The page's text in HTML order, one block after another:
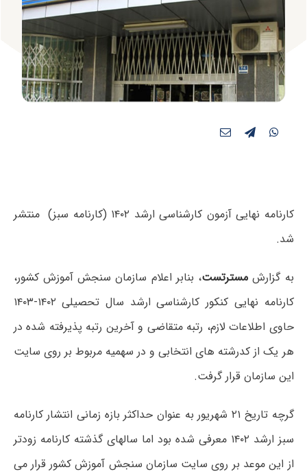
کارنامه نهایی آزمون کارشناسی ارشد ۱۴۰۲ (کارنامه سبز) منتشر
شد.
به گزارش مسترتست، بنابر اعلام سازمان سنجش آموزش کشور،
کارنامه نهایی کنکور کارشناسی ارشد سال تحصیلی ۱۴۰۲-۱۴۰۳
حاوی اطلاعات لازم، رتبه متقاضی و آخرین رتبه پذیرفته شده در
هر یک از کدرشته های انتخابی و در سهمیه مربوط بر روی سایت
این سازمان قرار گرفت.
گرچه تاریخ ۲۱ شهریور به عنوان حداکثر بازه زمانی انتشار کارنامه
سبز ارشد ۱۴۰۲ معرفی شده بود اما سالهای گذشته کارنامه زودتر
از این موعد بر روی سایت سازمان سنجش آموزش کشور قرار می